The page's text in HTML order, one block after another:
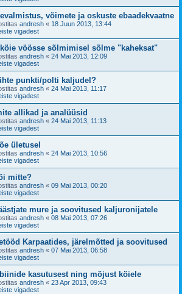
võimete ja oskuste ebaadekvaatne
andresh « 18 Juun 2013, 13:44
vigadest
vöösse sõlmimisel sõlme "kaheksat"
andresh « 24 Mai 2013, 12:09
vigadest
punkti/polti kaljudel?
andresh « 24 Mai 2013, 11:17
vigadest
allikad ja analüüsid
andresh « 24 Mai 2013, 11:13
vigadest
ületusel
andresh « 24 Mai 2013, 10:56
vigadest
mitte?
andresh « 09 Mai 2013, 00:20
vigadest
mure ja soovitused kaljuronijatele
andresh « 08 Mai 2013, 07:26
vigadest
Karpaatides, järelmõtted ja soovitused
andresh « 07 Mai 2013, 06:58
vigadest
kasutusest ning mõjust köiele
andresh « 23 Apr 2013, 09:43
vigadest